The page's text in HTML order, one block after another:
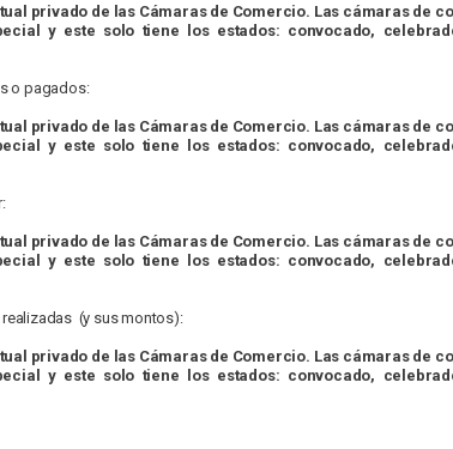
privado de las Cámaras de Comercio. Las cámaras de
y este solo tiene los estados: convocado,
o pagados:
privado de las Cámaras de Comercio. Las cámaras de
y este solo tiene los estados: convocado,
privado de las Cámaras de Comercio. Las cámaras de
y este solo tiene los estados: convocado,
(y sus montos):
privado de las Cámaras de Comercio. Las cámaras de
y este solo tiene los estados: convocado,